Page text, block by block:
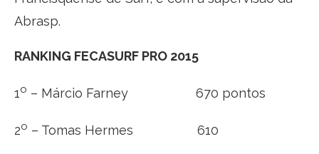
Abrasp.
RANKING FECASURF PRO 2015
1o – Márcio Farney 670 pontos
2o – Tomas Hermes 610